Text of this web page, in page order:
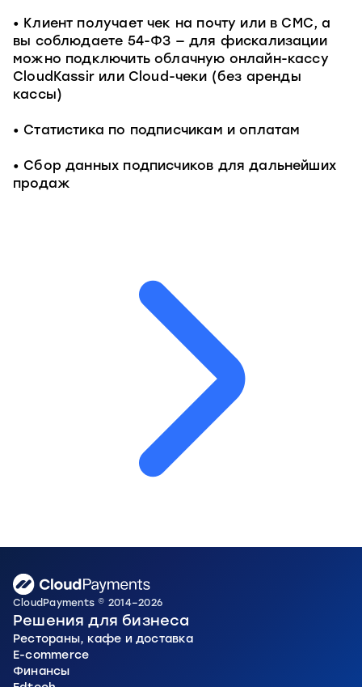
Клиент получает чек на почту или в СМС, а
вы соблюдаете 54-ФЗ — для фискализации
можно подключить облачную онлайн-кассу
CloudKassir или Cloud-чеки (без аренды
кассы)
Статистика по подписчикам и оплатам
Сбор данных подписчиков для дальнейших
продаж
CloudPayments © 2014–2026
Решения для бизнеса
Рестораны, кафе и доставка
E-commerce
Финансы